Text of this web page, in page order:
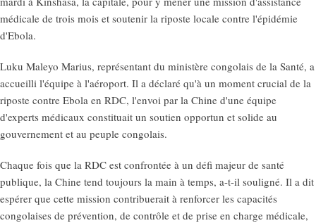
médicale de trois mois et soutenir la riposte locale contre l'épidémie
d'Ebola.
Luku Maleyo Marius, représentant du ministère congolais de la Santé, a
accueilli l'équipe à l'aéroport. Il a déclaré qu'à un moment crucial de la
riposte contre Ebola en RDC, l'envoi par la Chine d'une équipe
d'experts médicaux constituait un soutien opportun et solide au
gouvernement et au peuple congolais.
Chaque fois que la RDC est confrontée à un défi majeur de santé
publique, la Chine tend toujours la main à temps, a-t-il souligné. Il a dit
espérer que cette mission contribuerait à renforcer les capacités
congolaises de prévention, de contrôle et de prise en charge médicale,